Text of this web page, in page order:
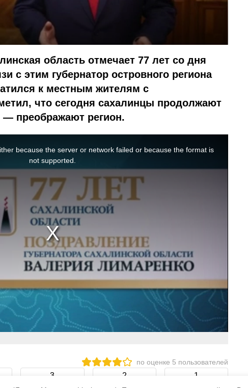
область отмечает 77 лет со дня
с этим губернатор островного региона
к местным жителям с
что сегодня сахалинцы продолжают
— преображают регион.
because the server or network failed or because the format is
not supported.
по оценке 5 пользователей
3 2 1